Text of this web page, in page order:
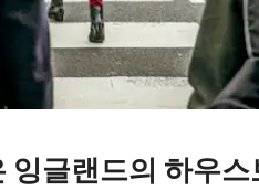
잉글랜드의 하우